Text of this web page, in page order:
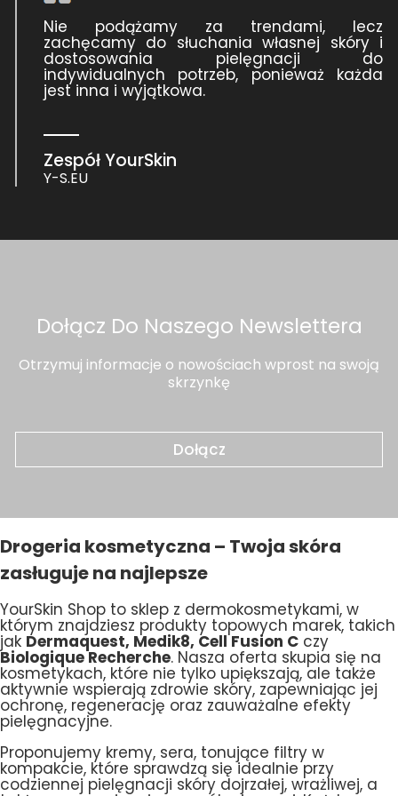
Nie podążamy za trendami, lecz
zachęcamy do słuchania własnej skóry i
dostosowania pielęgnacji do
indywidualnych potrzeb, ponieważ każda
jest inna i wyjątkowa.
Zespół YourSkin
Y-S.EU
Dołącz Do Naszego Newslettera
Otrzymuj informacje o nowościach wprost na swoją
skrzynkę
Dołącz
Drogeria kosmetyczna – Twoja skóra
zasługuje na najlepsze
YourSkin Shop to sklep z dermokosmetykami, w
którym znajdziesz produkty topowych marek, takich
jak Dermaquest, Medik8, Cell Fusion C czy
Biologique Recherche. Nasza oferta skupia się na
kosmetykach, które nie tylko upiększają, ale także
aktywnie wspierają zdrowie skóry, zapewniając jej
ochronę, regenerację oraz zauważalne efekty
pielęgnacyjne.
Proponujemy kremy, sera, tonujące filtry w
kompakcie, które sprawdzą się idealnie przy
codziennej pielęgnacji skóry dojrzałej, wrażliwej, a